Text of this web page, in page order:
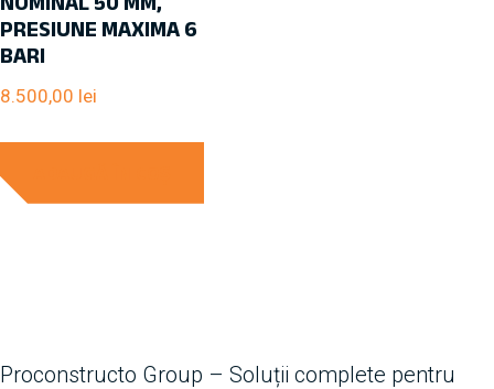
PRESIUNE MAXIMA 6
BARI
8.500,00 lei
Proconstructo Group – Soluții complete pentru